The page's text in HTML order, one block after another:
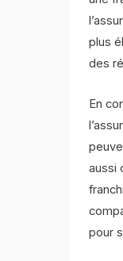
plus
des
En
aussi
pour